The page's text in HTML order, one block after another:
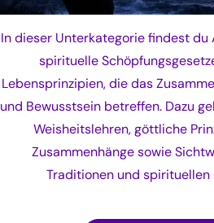
In dieser Unterkategorie findest
spirituelle
Lebensprinzipien, die das
und Bewusstsein betreffen. Dazu
Weisheitslehren, göttliche
Zusammenhänge sowie
Traditionen und spirituellen